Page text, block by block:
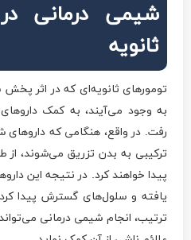
شیمی درمانی
ثانویه
تومورهای ثانویه‌ای که در اثر
به وجود می‌آیند، به کمک
رفت. در واقع، هنگامی که
ترکیبی به بدن تزریق می‌شوند،
پیدا خواهند کرد. در نتیجه این
یافته و سلول‌های گسترش پیدا
ترتیب، انجام شیمی درمانی